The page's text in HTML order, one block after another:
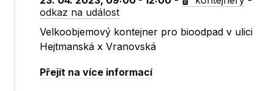
odkaz na událost
Velkoobjemový kontejner pro bioodpad v ulici
Hejtmanská x Vranovská
Přejít na více informací